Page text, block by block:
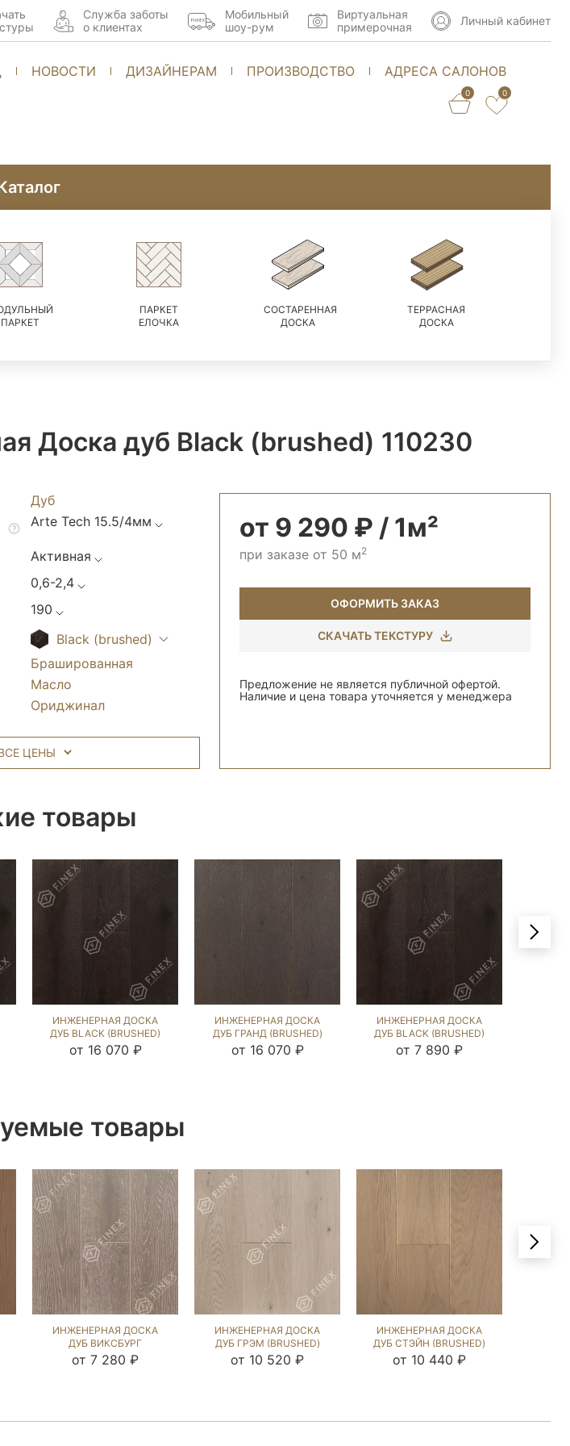
НОВОСТИ ДИЗАЙНЕРАМ ПРОИЗВОДСТВО АДРЕСА САЛОНОВ
0 0
Cлужба заботы
о клиентах
Мобильный
шоу-рум
Виртуальная
примерочная
Личный кабинет
ПАРКЕТ
ПАРКЕТ
ЕЛОЧКА
СОСТАРЕННАЯ
ДОСКА
ТЕРРАСНАЯ
ДОСКА
Доска дуб Black (brushed) 110230
Дуб
Arte Tech 15.5/4мм
Активная
0,6-2,4
190
Black (brushed)
Брашированная
Масло
Ориджинал
от 9 290 ₽ / 1м²
при заказе от 50 м2
ОФОРМИТЬ ЗАКАЗ
СКАЧАТЬ ТЕКСТУРУ
Предложение не является публичной офертой.
Наличие и цена товара уточняется у менеджера
ЦЕНЫ
товары
ИНЖЕНЕРНАЯ ДОСКА
ДУБ BLACK (BRUSHED)
202846
от 16 070 ₽
ИНЖЕНЕРНАЯ ДОСКА
ДУБ ГРАНД (BRUSHED)
202870
от 16 070 ₽
ИНЖЕНЕРНАЯ ДОСКА
ДУБ BLACK (BRUSHED)
812605
от 7 890 ₽
товары
ИНЖЕНЕРНАЯ ДОСКА
ДУБ ВИКСБУРГ
(BRUSHED) 143714
от 7 280 ₽
ИНЖЕНЕРНАЯ ДОСКА
ДУБ ГРЭМ (BRUSHED)
1047604
от 10 520 ₽
ИНЖЕНЕРНАЯ ДОСКА
ДУБ СТЭЙН (BRUSHED)
109215
от 10 440 ₽